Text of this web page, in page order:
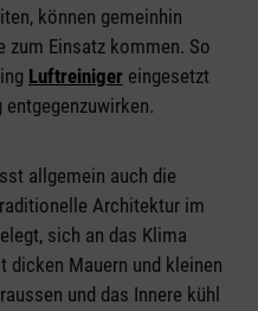
können gemeinhin
zum Einsatz kommen. So
Luftreiniger eingesetzt
allgemein auch die
Architektur im
sich an das Klima
dicken Mauern und kleinen
und das Innere kühl